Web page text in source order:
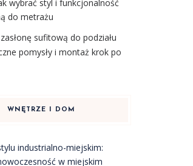
wybrać styl i funkcjonalność
do metrażu
sufitową do podziału
pomysły i montaż krok po
WNĘTRZE I DOM
industrialno-miejskim:
w miejskim